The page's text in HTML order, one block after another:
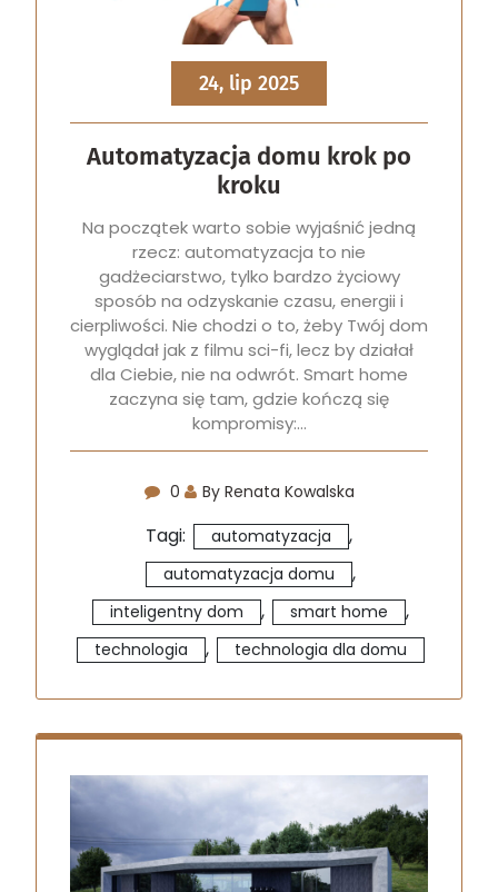
24, lip 2025
Automatyzacja domu krok po
kroku
Na początek warto sobie wyjaśnić jedną
rzecz: automatyzacja to nie
gadżeciarstwo, tylko bardzo życiowy
sposób na odzyskanie czasu, energii i
cierpliwości. Nie chodzi o to, żeby Twój dom
wyglądał jak z filmu sci-fi, lecz by działał
dla Ciebie, nie na odwrót. Smart home
zaczyna się tam, gdzie kończą się
kompromisy:…
0 By Renata Kowalska
Tagi: automatyzacja ,
automatyzacja domu ,
inteligentny dom , smart home ,
technologia , technologia dla domu